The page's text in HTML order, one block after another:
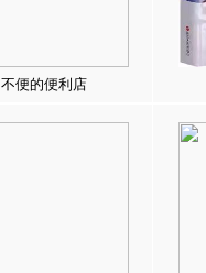
不便的便利店